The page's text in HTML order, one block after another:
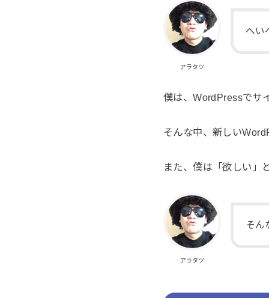
アラタツ
へい
僕は、WordPressでサ
そんな中、新しい
また、僕は「欲しい」
アラタツ
そん